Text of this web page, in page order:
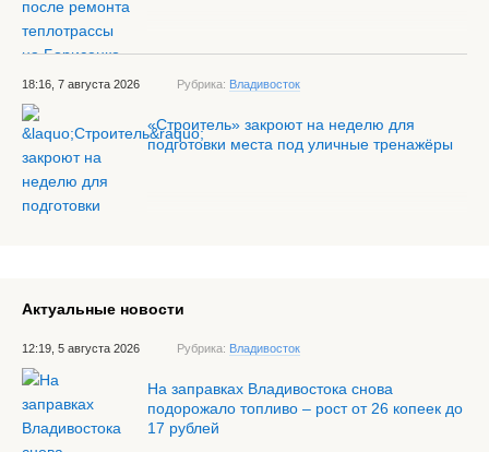
18:16, 7 августа 2026 Рубрика: Владивосток
«Строитель» закроют на неделю для
подготовки места под уличные тренажёры
Актуальные новости
12:19, 5 августа 2026 Рубрика: Владивосток
На заправках Владивостока снова
подорожало топливо – рост от 26 копеек до
17 рублей